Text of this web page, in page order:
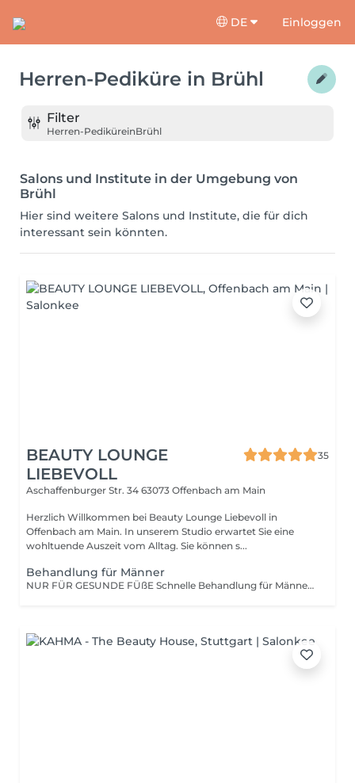
DE Einloggen
Herren-Pediküre in Brühl
Filter
Herren-PediküreinBrühl
Salons und Institute in der Umgebung von
Brühl
Hier sind weitere Salons und Institute, die für dich
interessant sein könnten.
BEAUTY LOUNGE
LIEBEVOLL
35
Aschaffenburger Str. 34 63073 Offenbach am Main
Herzlich Willkommen bei Beauty Lounge Liebevoll in
Offenbach am Main. In unserem Studio erwartet Sie eine
wohltuende Auszeit vom Alltag. Sie können s...
Behandlung für Männer
NUR FÜR GESUNDE FÜßE Schnelle Behandlung für Männer Fußbad, Fußnägel kürzen. Platten abschleifen. Eincremen. Kurze Massage